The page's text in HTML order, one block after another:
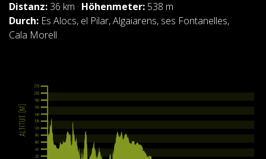
ENGLISH
Distanz: 36 km · Höhenmeter: 538 m
Durch: Es Alocs, el Pilar, Algaiarens, ses Fontanelles,
Cala Morell